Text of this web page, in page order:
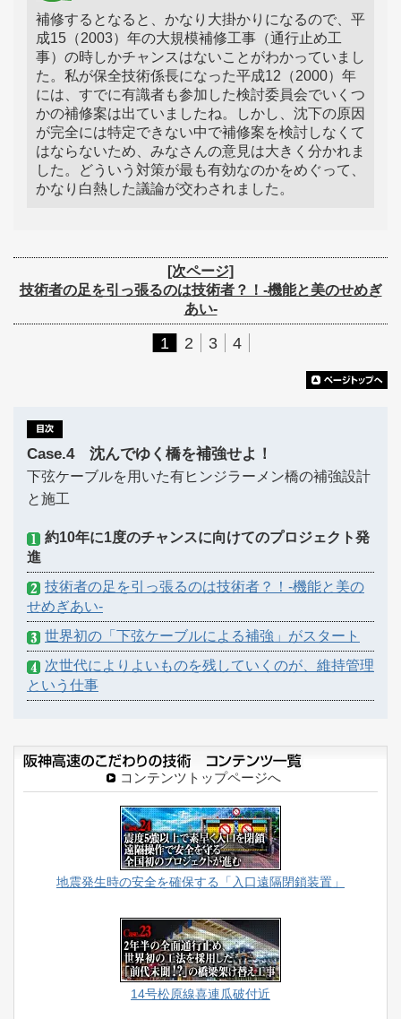
補修するとなると、かなり大掛かりになるので、平
成15（2003）年の大規模補修工事（通行止め工
事）の時しかチャンスはないことがわかっていまし
た。私が保全技術係長になった平成12（2000）年
には、すでに有識者も参加した検討委員会でいくつ
かの補修案は出ていましたね。しかし、沈下の原因
が完全には特定できない中で補修案を検討しなくて
はならないため、みなさんの意見は大きく分かれま
した。どういう対策が最も有効なのかをめぐって、
かなり白熱した議論が交わされました。
[次ページ]
技術者の足を引っ張るのは技術者？！‐機能と美のせめぎ
あい‐
1 2 3 4
Case.4 沈んでゆく橋を補強せよ！
下弦ケーブルを用いた有ヒンジラーメン橋の補強設計
と施工
約10年に1度のチャンスに向けてのプロジェクト発
進
技術者の足を引っ張るのは技術者？！‐機能と美の
せめぎあい‐
世界初の「下弦ケーブルによる補強」がスタート
次世代によりよいものを残していくのが、維持管理
という仕事
コンテンツトップページへ
地震発生時の安全を確保する「入口遠隔閉鎖装置」
14号松原線喜連瓜破付近